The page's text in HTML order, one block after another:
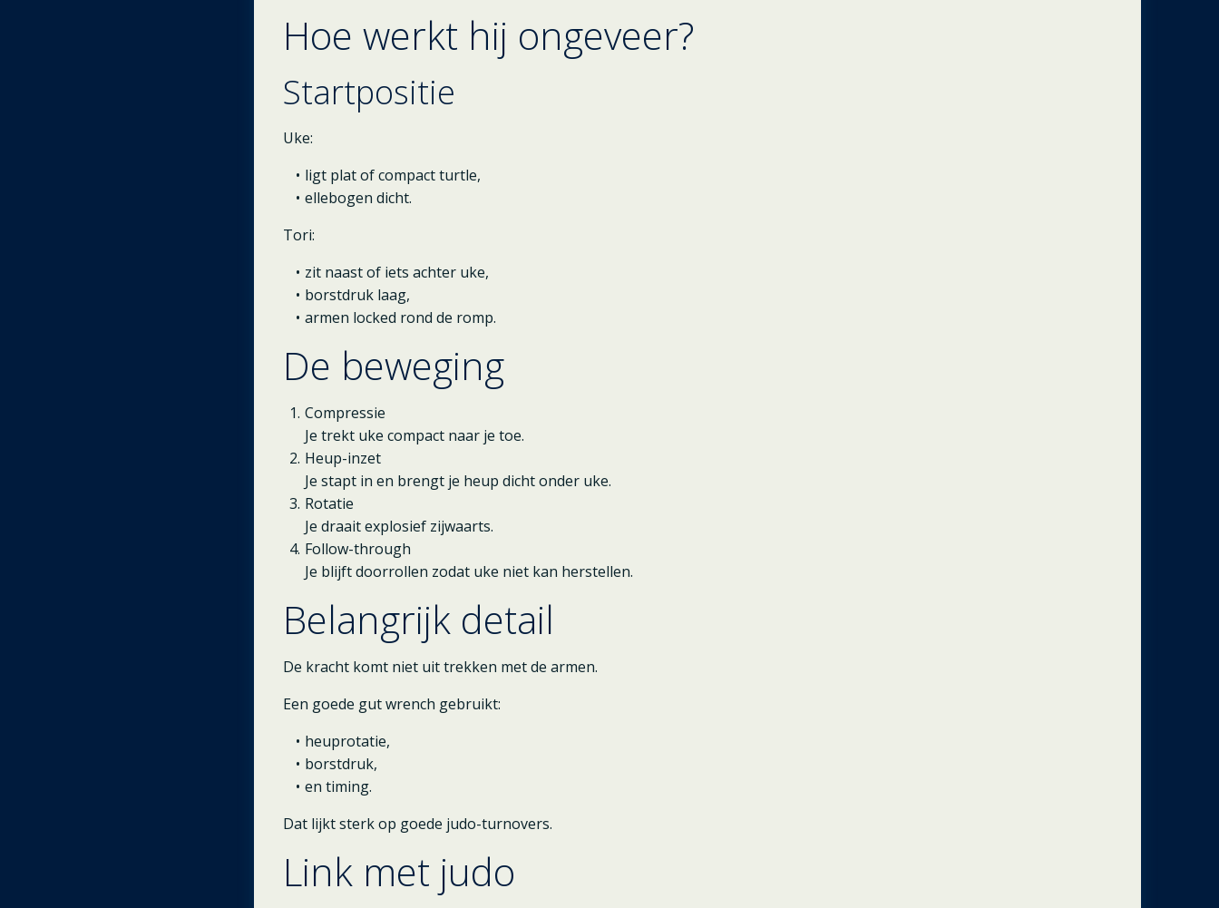
Hoe werkt hij ongeveer?
Startpositie
Uke:
ligt plat of compact turtle,
ellebogen dicht.
Tori:
zit naast of iets achter uke,
borstdruk laag,
armen locked rond de romp.
De beweging
Compressie
Je trekt uke compact naar je toe.
Heup-inzet
Je stapt in en brengt je heup dicht onder uke.
Rotatie
Je draait explosief zijwaarts.
Follow-through
Je blijft doorrollen zodat uke niet kan herstellen.
Belangrijk detail
De kracht komt niet uit trekken met de armen.
Een goede gut wrench gebruikt:
heuprotatie,
borstdruk,
en timing.
Dat lijkt sterk op goede judo-turnovers.
Link met judo